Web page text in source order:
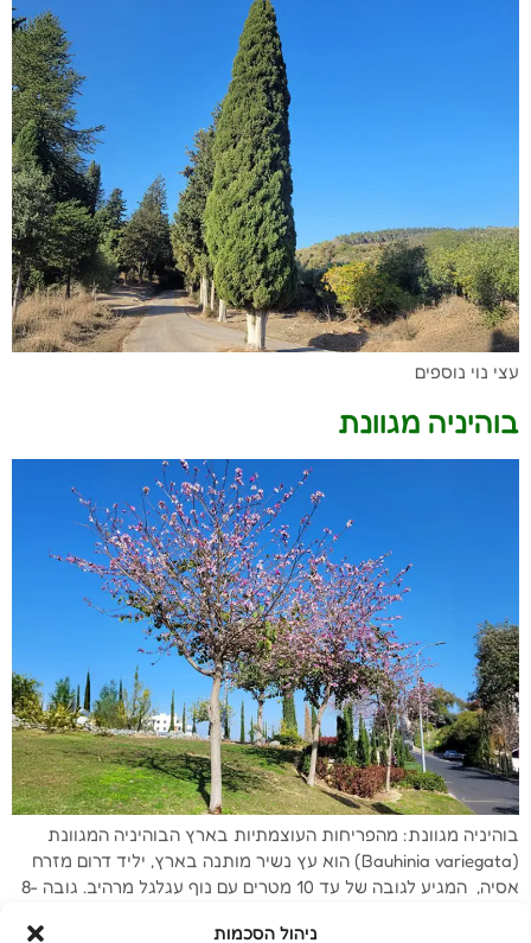
ניהול הסכמות
עצי נוי נוספים
בוהיניה מגוונת
בוהיניה מגוונת: מהפריחות העוצמתיות בארץ הבוהיניה המגוונת
(Bauhinia variegata) הוא עץ נשיר מותנה בארץ, יליד דרום מזרח
אסיה, המגיע לגובה של עד 10 מטרים עם נוף עגלגל מרהיב. גובה 8-
רגישות מסוימת לקור והוא ישגשג דווקא במקומות חמים יותר. הפרי